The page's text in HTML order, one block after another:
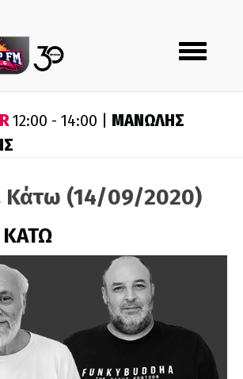
Toggle
navigation
12:00 - 14:00 | ΜΑΝΩΛΗΣ
Κάτω (14/09/2020)